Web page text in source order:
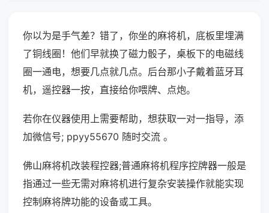
你以为是手气差？错了，你坐的麻将机，底板里埋满
了铜线圈！他们早就换了磁力骰子，桌板下的电磁线
圈一通电，想要几点就几点。后台那小子戴着蓝牙耳
机，遥控器一按，直接给你喂牌、点炮。
若你在仪器使用上需要帮助，想获取一对一指导，添
加微信号; ppyy55670 随时交流 。
佛山麻将机改装程控器;普通麻将机程序控牌器一般是
指通过一些无需对麻将机进行复杂安装操作就能实现
控制麻将牌功能的设备或工具。